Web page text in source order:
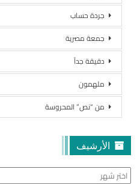
جردة حساب
جمعة مصرية
دقيقة جداً
ملهمون
من “نص” المحروسة
الأرشيف
الأرشيف